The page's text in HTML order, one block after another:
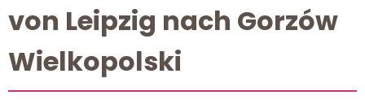
von Leipzig nach Gorzów
Wielkopolski